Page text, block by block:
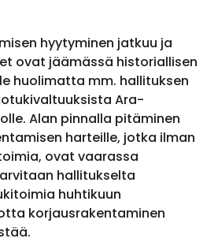
hyytyminen jatkuu ja
ovat jäämässä historiallisen
huolimatta mm. hallituksen
Ara-
Alan pinnalla pitäminen
harteille, jotka ilman
ovat vaarassa
hallitukselta
huhtikuun
korjausrakentaminen